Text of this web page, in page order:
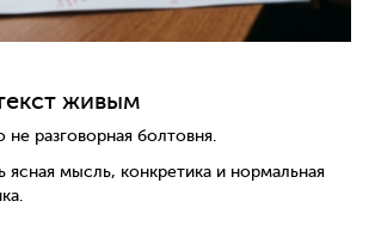
живым
разговорная болтовня.
ясная мысль, конкретика и нормальная